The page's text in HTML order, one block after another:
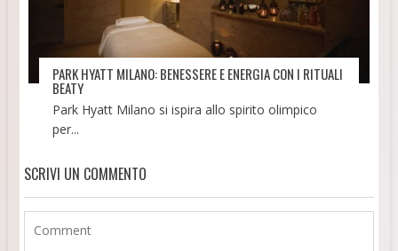
PARK HYATT MILANO: BENESSERE E ENERGIA CON I RITUALI
BEATY
Park Hyatt Milano si ispira allo spirito olimpico
per...
SCRIVI UN COMMENTO